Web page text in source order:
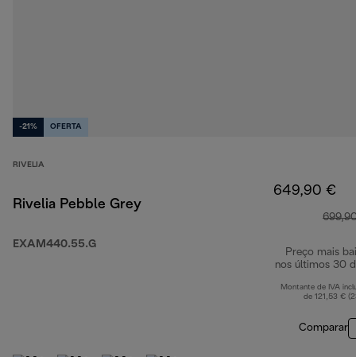
-21% OFERTA
RIVELIA
Rivelia Pebble Grey
EXAM440.55.G
649,90 €
Preço mais
nos últimos 30
Montante de IVA
de 121,53 €
Comparar